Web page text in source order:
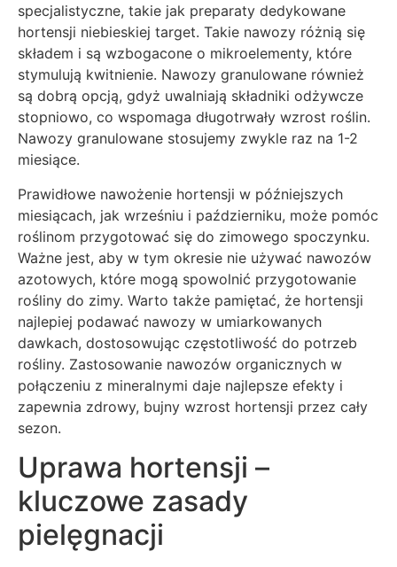
specjalistyczne, takie jak preparaty dedykowane
hortensji niebieskiej target. Takie nawozy różnią się
składem i są wzbogacone o mikroelementy, które
stymulują kwitnienie. Nawozy granulowane również
są dobrą opcją, gdyż uwalniają składniki odżywcze
stopniowo, co wspomaga długotrwały wzrost roślin.
Nawozy granulowane stosujemy zwykle raz na 1-2
miesiące.
Prawidłowe nawożenie hortensji w późniejszych
miesiącach, jak wrześniu i październiku, może pomóc
roślinom przygotować się do zimowego spoczynku.
Ważne jest, aby w tym okresie nie używać nawozów
azotowych, które mogą spowolnić przygotowanie
rośliny do zimy. Warto także pamiętać, że hortensji
najlepiej podawać nawozy w umiarkowanych
dawkach, dostosowując częstotliwość do potrzeb
rośliny. Zastosowanie nawozów organicznych w
połączeniu z mineralnymi daje najlepsze efekty i
zapewnia zdrowy, bujny wzrost hortensji przez cały
sezon.
Uprawa hortensji –
kluczowe zasady
pielęgnacji